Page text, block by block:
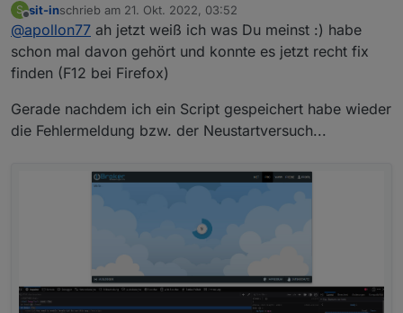
S
Offline
sit-inschrieb am 21. Okt. 2022, 03:52
zuletzt editiert von
@apollon77 ah jetzt weiß ich was Du meinst :) habe
schon mal davon gehört und konnte es jetzt recht fix
finden (F12 bei Firefox)
Gerade nachdem ich ein Script gespeichert habe wieder
die Fehlermeldung bzw. der Neustartversuch...